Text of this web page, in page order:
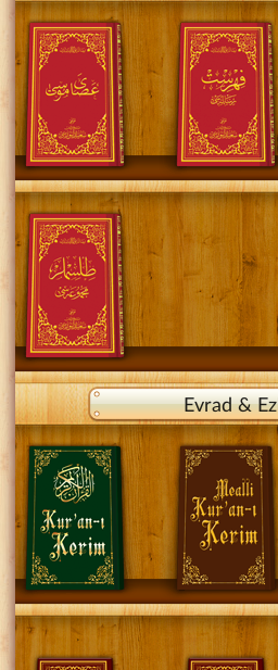
Evrad &